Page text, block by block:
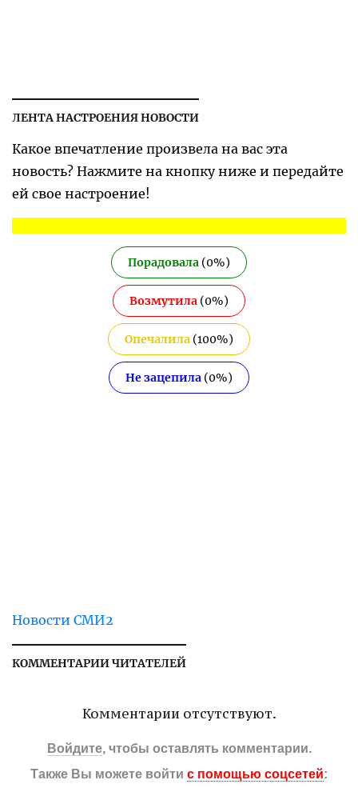
ЛЕНТА НАСТРОЕНИЯ НОВОСТИ
Какое впечатление произвела на вас эта
новость? Нажмите на кнопку ниже и передайте
ей свое настроение!
Порадовала (0%)
Возмутила (0%)
Опечалила (100%)
Не зацепила (0%)
Новости СМИ2
КОММЕНТАРИИ ЧИТАТЕЛЕЙ
Комментарии отсутствуют.
Войдите, чтобы оставлять комментарии.
Также Вы можете войти с помощью соцсетей: